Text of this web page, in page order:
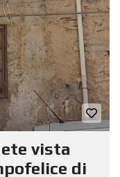
vista
di